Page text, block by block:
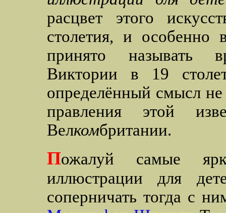
расцвет этого
столетия, и особенно
принято называть
Виктории в 19
определённый смысл не
правления этой
Велкомбритании.
Пожалуй самые
иллюстрации для
соперничать тогда с